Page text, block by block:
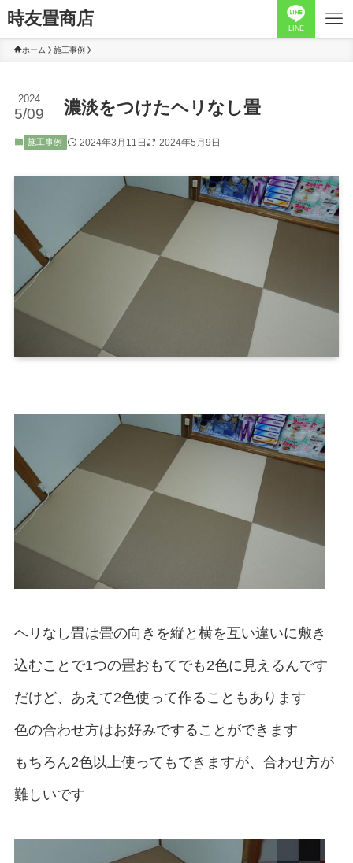
時友畳商店 LINE
ホーム 施工事例
濃淡をつけたヘリなし畳
2024
5/09
施工事例 2024年3月11日 2024年5月9日
ヘリなし畳は畳の向きを縦と横を互い違いに敷き
込むことで1つの畳おもてでも2色に見えるんです
だけど、あえて2色使って作ることもあります
色の合わせ方はお好みですることができます
もちろん2色以上使ってもできますが、合わせ方が
難しいです